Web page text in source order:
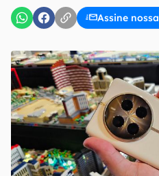
Assine
Confirmo que li, aceito e
Uso e Política de